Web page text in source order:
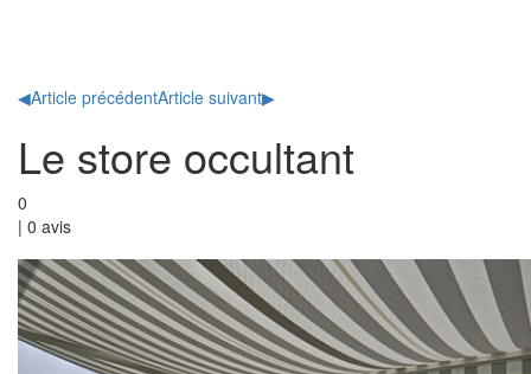
◀Article précédentArticle suivant▶
Le store occultant
0
| 0 avis